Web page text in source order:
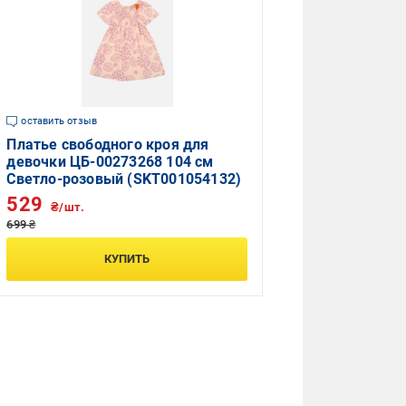
оставить отзыв
Платье свободного кроя для
девочки ЦБ-00273268 104 см
Светло-розовый (SKT001054132)
699 ₴
529 ₴/шт.
КУПИТЬ